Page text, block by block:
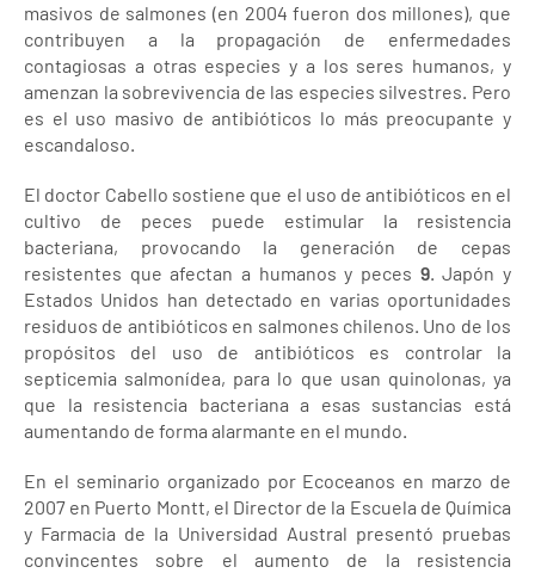
masivos de salmones (en 2004 fueron dos millones), que
contribuyen a la propagación de enfermedades
contagiosas a otras especies y a los seres humanos, y
amenzan la sobrevivencia de las especies silvestres. Pero
es el uso masivo de antibióticos lo más preocupante y
escandaloso.
El doctor Cabello sostiene que el uso de antibióticos en el
cultivo de peces puede estimular la resistencia
bacteriana, provocando la generación de cepas
resistentes que afectan a humanos y peces 9. Japón y
Estados Unidos han detectado en varias oportunidades
residuos de antibióticos en salmones chilenos. Uno de los
propósitos del uso de antibióticos es controlar la
septicemia salmonídea, para lo que usan quinolonas, ya
que la resistencia bacteriana a esas sustancias está
aumentando de forma alarmante en el mundo.
En el seminario organizado por Ecoceanos en marzo de
2007 en Puerto Montt, el Director de la Escuela de Química
y Farmacia de la Universidad Austral presentó pruebas
convincentes sobre el aumento de la resistencia